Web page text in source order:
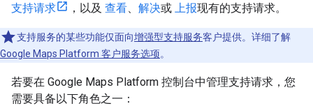
支持请求
，以及 查看 解决或 上报现有的支持请求。
支持服务的某些功能仅面向增强型支持服务客户提供。详细了解
Google Maps Platform 客户服务选项。
若要在 Google Maps Platform 控制台中管理支持请求，您
需要具备以下角色之一：